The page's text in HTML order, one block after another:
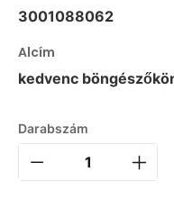
3001088062
Alcím
kedvenc
Darabszám